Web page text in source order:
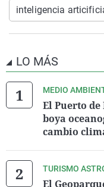
inteligencia
LO MÁS
MEDIO
El Puerto
boya
cambio
TURISMO
El